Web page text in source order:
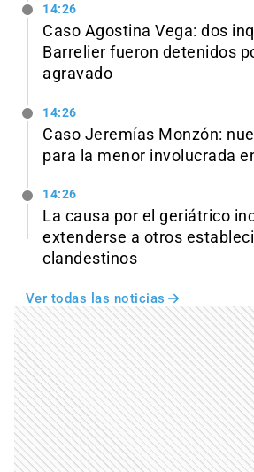
14:26
Caso Agostina Vega: dos
Barrelier fueron detenidos
agravado
14:26
Caso Jeremías Monzón:
para la menor involucrada
14:26
La causa por el geriátrico
extenderse a otros
clandestinos
Ver todas las noticias